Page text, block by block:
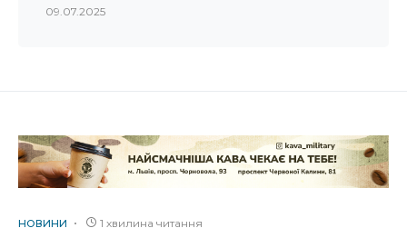
09.07.2025
НОВИНИ 1 хвилина читання